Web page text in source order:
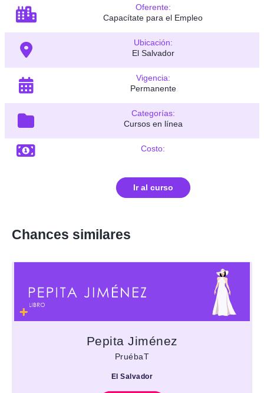
Oferente:
Capacítate para el Empleo
Ubicación:
El Salvador
Vigencia:
Permanente
Categorías:
Cursos en línea
Costo:
Ir al curso
Chances similares
Pepita Jiménez
PruébaT
El Salvador